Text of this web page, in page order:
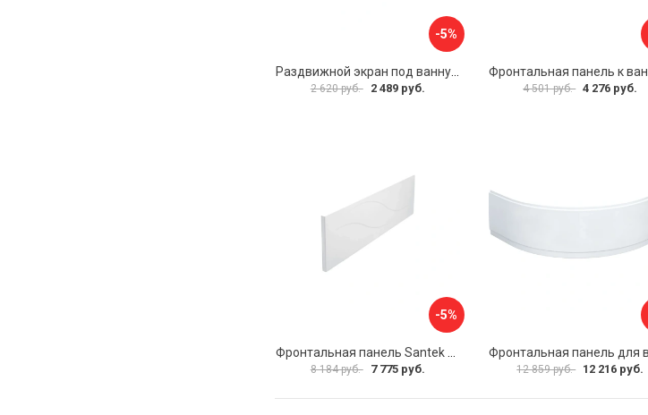
-5%
2 620 руб. 2 489 руб. 4 501 руб. 4 276 руб.
-5%
8 184 руб. 7 775 руб. 12 859 руб. 12 216 руб.